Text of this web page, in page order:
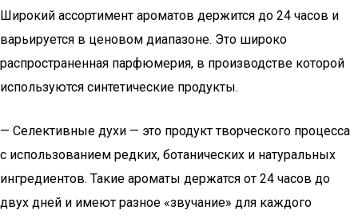
Широкий ассортимент ароматов держится до 24 часов и
варьируется в ценовом диапазоне. Это широко
распространенная парфюмерия, в производстве которой
используются синтетические продукты.
— Селективные духи — это продукт творческого процесса
с использованием редких, ботанических и натуральных
ингредиентов. Такие ароматы держатся от 24 часов до
двух дней и имеют разное «звучание» для каждого